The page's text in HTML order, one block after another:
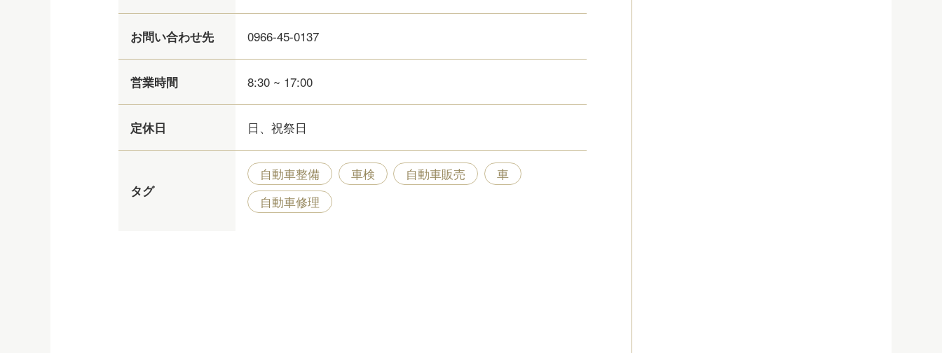
お問い合わせ先 0966-45-0137
営業時間 8:30 ~ 17:00
定休日 日、祝祭日
タグ
自動車整備 車検 自動車販売
車
自動車修理